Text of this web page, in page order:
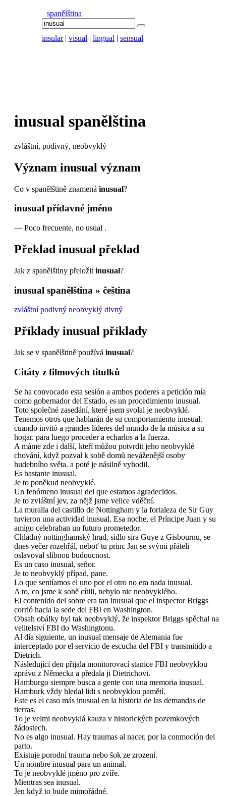
spanělština
insular | visual | lingual | sensual
inusual spanělština
zvláštní, podivný, neobvyklý
Význam inusual význam
Co v spanělštině znamená inusual?
inusual přídavné jméno
— Poco frecuente, no usual .
Překlad inusual překlad
Jak z spanělštiny přeložit inusual?
inusual spanělština » čeština
zvláštní podivný neobvyklý divný
Příklady inusual příklady
Jak se v spanělštině používá inusual?
Citáty z filmových titulků
Se ha convocado esta sesión a ambos poderes a petición mía
como gobernador del Estado, es un procedimiento inusual.
Toto společné zasedání, které jsem svolal je neobvyklé.
Tenemos otros que hablarán de su comportamiento inusual.
cuando invitó a grandes líderes del mundo de la música a su
hogar. para luego proceder a echarlos a la fuerza.
A máme zde i další, kteří můžou potvrdit jeho neobvyklé
chování, když pozval k sobě domů neváženější osoby
hudebního světa. a poté je násilně vyhodil.
Es bastante inusual.
Je to poněkud neobvyklé.
Un fenómeno inusual del que estamos agradecidos.
Je to zvláštní jev, za nějž jsme velice vděční.
La muralla del castillo de Nottingham y la fortaleza de Sir Guy
tuvieron una actividad inusual. Esa noche, el Príncipe Juan y su
amigo celebraban un futuro prometedor.
Chladný nottinghamský hrad, sídlo sira Guye z Gisbournu, se
dnes večer rozehřál, neboť tu princ Jan se svými přáteli
oslavoval slibnou budoucnost.
Es un caso inusual, señor.
Je to neobvyklý případ, pane.
Lo que sentíamos el uno por el otro no era nada inusual.
A to, co jsme k sobě cítili, nebylo nic neobvyklého.
El contenido del sobre era tan inusual que el inspector Briggs
corrió hacia la sede del FBI en Washington.
Obsah obálky byl tak neobvyklý, že inspektor Briggs spěchal na
velitelství FBI do Washingtonu.
Al día siguiente, un inusual mensaje de Alemania fue
interceptado por el servicio de escucha del FBI y transmitido a
Dietrich.
Následující den přijala monitorovací stanice FBI neobvyklou
zprávu z Německa a předala ji Dietrichovi.
Hamburgo siempre busca a gente con una memoria inusual.
Hamburk vždy hledal lidi s neobvyklou pamětí.
Este es el caso más inusual en la historia de las demandas de
tierras.
To je velmi neobvyklá kauza v historických pozemkových
žádostech.
No es algo inusual. Hay traumas al nacer, por la conmoción del
parto.
Existuje porodní trauma nebo šok ze zrození.
Un nombre inusual para un animal.
To je neobvyklé jméno pro zvíře.
Mientras sea inusual.
Jen když to bude mimořádné.